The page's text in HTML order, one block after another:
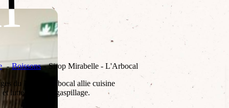
Boissons Sirop Mirabelle - L'Arbocal
du Nord, l’Arbocal allie cuisine
lutte contre le gaspillage.